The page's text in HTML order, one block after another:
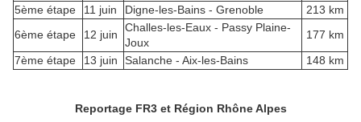
5ème étape
11 juin Digne-les-Bains - Grenoble
213 km
6ème étape
12 juin
Challes-les-Eaux - Passy Plaine-
Joux
177 km
7ème étape
13 juin Salanche - Aix-les-Bains 148 km
Reportage FR3 et Région Rhône Alpes